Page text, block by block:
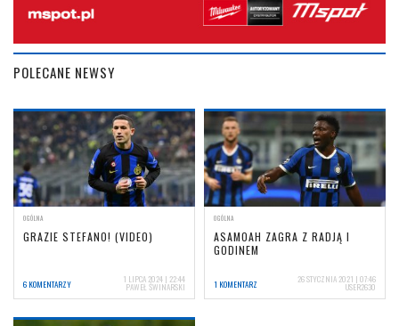
POLECANE NEWSY
OGÓLNA
GRAZIE STEFANO! (VIDEO)
6 KOMENTARZY 1 LIPCA 2024 | 22:44
PAWEŁ ŚWINARSKI
OGÓLNA
ASAMOAH ZAGRA Z RADJĄ I
GODINEM
1 KOMENTARZ 26 STYCZNIA 2021 | 07:46
USER2630